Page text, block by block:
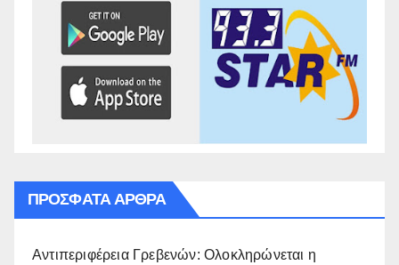
ΠΡΌΣΦΑΤΑ ΆΡΘΡΑ
Αντιπεριφέρεια Γρεβενών: Ολοκληρώνεται η